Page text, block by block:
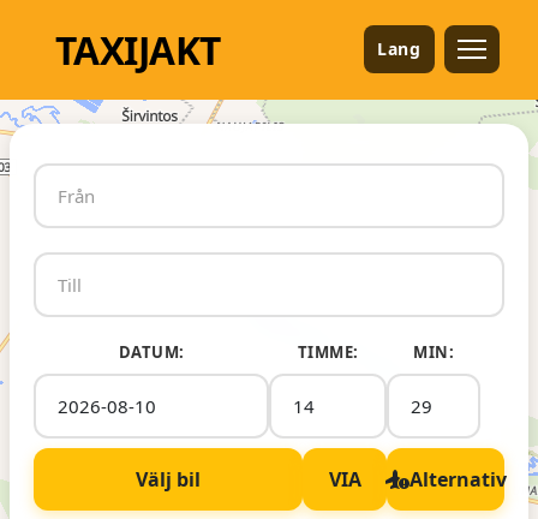
TAXIJAKT Lang
DATUM: TIMME: MIN:
Välj bil VIA Alternativ